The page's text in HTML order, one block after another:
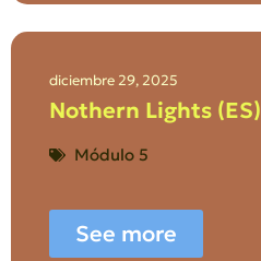
diciembre 29, 2025
Nothern Lights (ES)
Módulo 5
See more